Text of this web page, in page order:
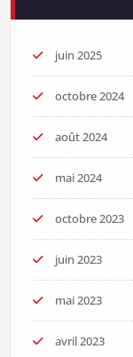
juin 2025
octobre 2024
août 2024
mai 2024
octobre 2023
juin 2023
mai 2023
avril 2023